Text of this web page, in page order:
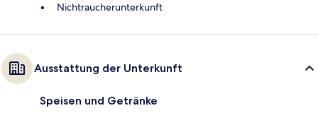
Nichtraucherunterkunft
Ausstattung der Unterkunft
Speisen und Getränke